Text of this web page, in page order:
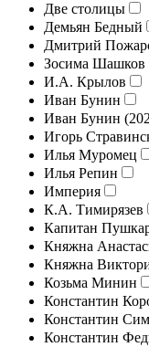
Две столицы
Демьян Бедный
Дмитрий
Зосима Шашков
И.А. Крылов
Иван Бунин
Иван Бунин
Игорь
Илья Муромец
Илья Репин
Империя
К.А. Тимирязев
Капитан
Княжна
Княжна
Козьма Минин
Константин
Константин
Константин